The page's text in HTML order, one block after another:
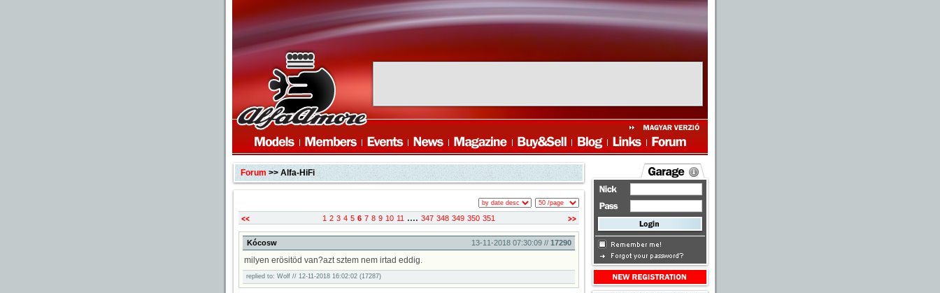
Forum >> Alfa-HiFi
next
1 2 3 4 5 6 7 8 9 10 11 .... 347 348 349 350 351
Kócosw 13-11-2018 07:30:09 // 17290
milyen erösitöd van?azt sztem nem irtad eddig.
replied to: Wolf // 12-11-2018 16:02:02 (17287)